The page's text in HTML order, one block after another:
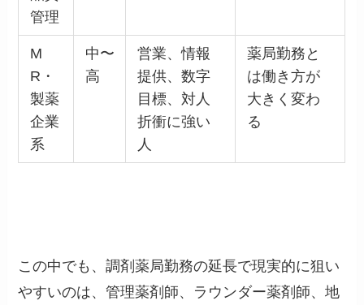
管理
M
R・
製薬
企業
系
中〜
高
営業、情報
提供、数字
目標、対人
折衝に強い
人
薬局勤務と
は働き方が
大きく変わ
る
この中でも、調剤薬局勤務の延長で現実的に狙い
やすいのは、管理薬剤師、ラウンダー薬剤師、地